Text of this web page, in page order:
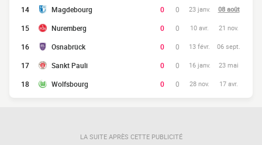
14 Magdebourg 0 0 23 janv. 08 août
15 Nuremberg 0 0 10 avr. 21 nov.
16 Osnabrück 0 0 13 févr. 06 sept.
17 Sankt Pauli 0 0 16 janv. 23 mai
18 Wolfsbourg 0 0 28 nov. 17 avr.
LA SUITE APRÈS CETTE PUBLICITÉ